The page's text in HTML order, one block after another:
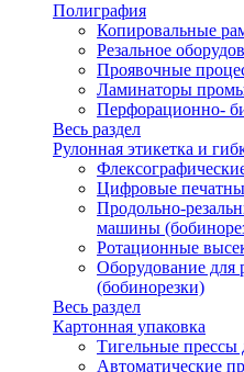
Полиграфия
Копировальные
Резальное
Проявочные
Ламинаторы
Перфорационно-
Весь раздел
Рулонная этикетка и
Цифровые
Продольно-
машины
Ротационные
Оборудование для
(бобинорезки)
Весь раздел
Картонная упаковка
Тигельные прессы
Автоматические